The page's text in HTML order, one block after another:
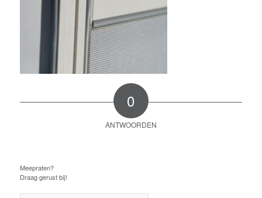
0
ANTWOORDEN
Meepraten?
Draag gerust bij!